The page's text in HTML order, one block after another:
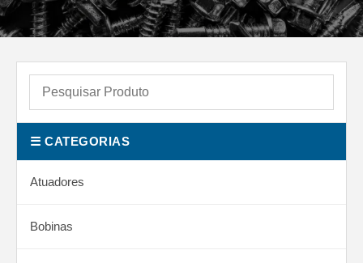
☰ CATEGORIAS
Atuadores
Bobinas